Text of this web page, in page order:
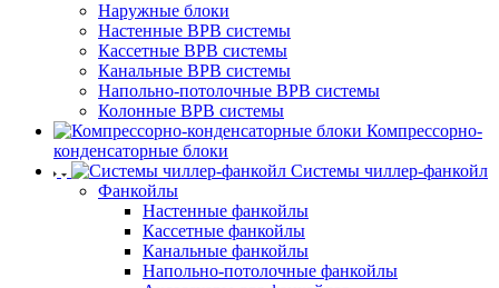
Наружные блоки
Настенные ВРВ системы
Кассетные ВРВ системы
Канальные ВРВ системы
Напольно-потолочные ВРВ системы
Колонные ВРВ системы
Компрессорно-
конденсаторные блоки
Системы чиллер-фанкойл
Фанкойлы
Настенные фанкойлы
Кассетные фанкойлы
Канальные фанкойлы
Напольно-потолочные фанкойлы